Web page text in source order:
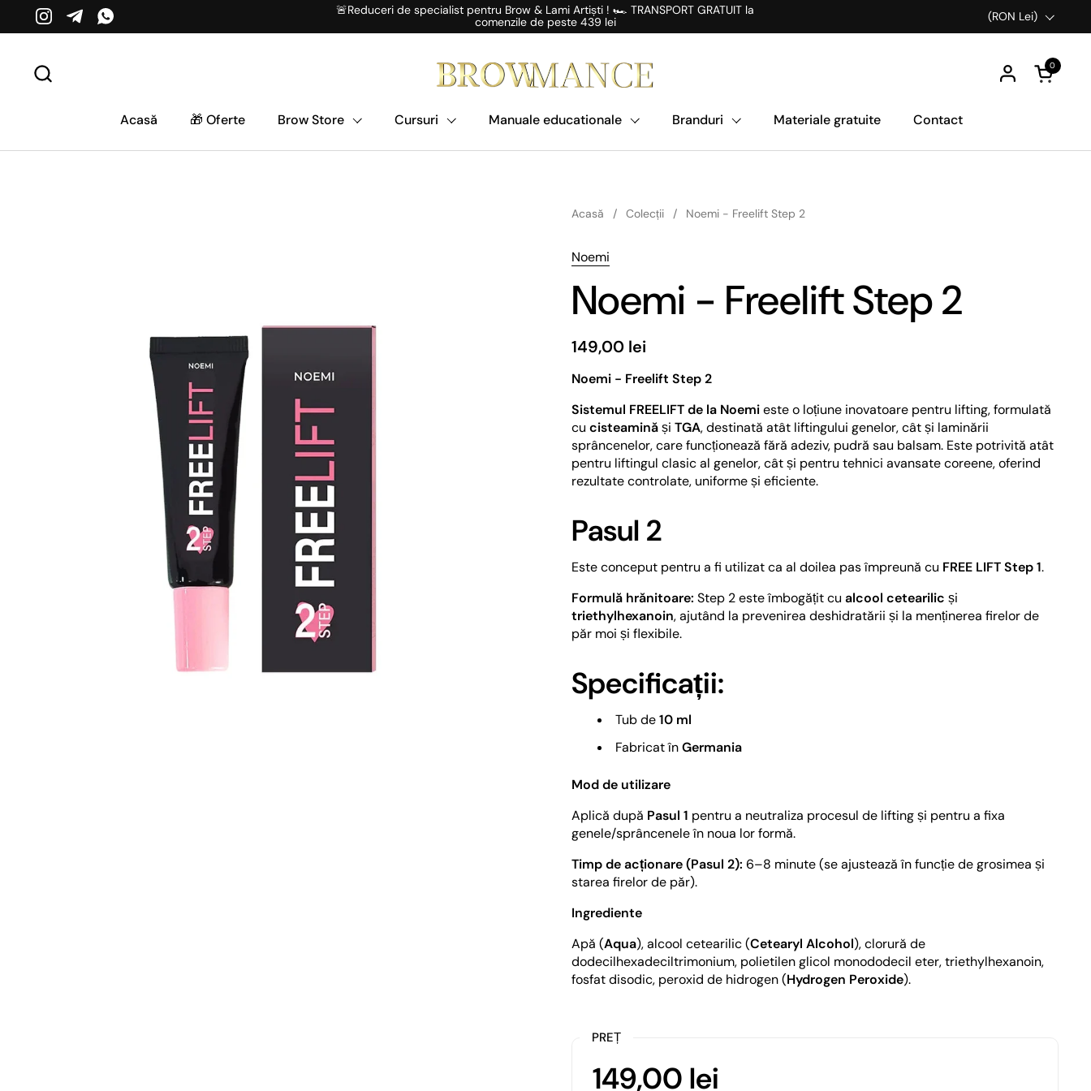
Salt la conținut
Instagram
TelegramWhatsApp
🚨Reduceri de specialist pentru Brow & Lami Artiști ! 🏎️ TRANSPORT GRATUIT la
comenzile de peste 439 lei
Țară/Regiune
(RON Lei)
0
Acasă 🎁 Oferte Brow Store Cursuri Manuale educationale Branduri Materiale gratuite Contact
Acasă / Colecții / Noemi - Freelift Step 2
Noemi
Noemi - Freelift Step 2
149,00 lei
Noemi - Freelift Step 2
Sistemul FREELIFT de la Noemieste o loțiune inovatoare pentru lifting, formulată
cu cisteaminăși TGA, destinată atât liftingului genelor, cât și laminării
sprâncenelor, care funcționează fără adeziv, pudră sau balsam. Este potrivită atât
pentru liftingul clasic al genelor, cât și pentru tehnici avansate coreene, oferind
rezultate controlate, uniforme și eficiente.
Pasul 2
Este conceput pentru a fi utilizat ca al doilea pas împreună cu FREE LIFT Step 1.
Formulă hrănitoare: Step 2 este îmbogățit cu alcool cetearilic și
triethylhexanoin, ajutând la prevenirea deshidratării și la menținerea firelor de
păr moi și flexibile.
Specificații:
Tub de10 ml
Fabricat înGermania
Mod de utilizare
Aplică după Pasul 1 pentru a neutraliza procesul de lifting și pentru a fixa
genele/sprâncenele în noua lor formă.
Timp de acționare (Pasul 2): 6–8 minute (se ajustează în funcție de grosimea și
starea firelor de păr).
Ingrediente
Apă (Aqua), alcool cetearilic (Cetearyl Alcohol), clorură de
dodecilhexadeciltrimonium, polietilen glicol monododecil eter, triethylhexanoin,
fosfat disodic, peroxid de hidrogen (Hydrogen Peroxide).
PREȚ
149,00 lei